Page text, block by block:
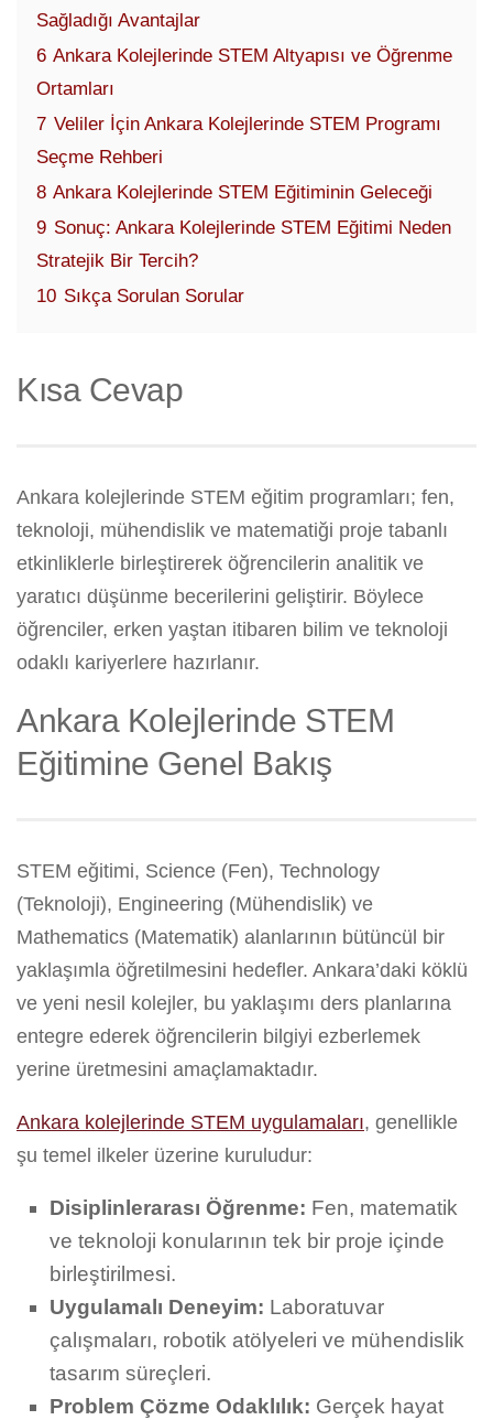
Sağladığı Avantajlar
6 Ankara Kolejlerinde STEM Altyapısı ve Öğrenme
Ortamları
7 Veliler İçin Ankara Kolejlerinde STEM Programı
Seçme Rehberi
8 Ankara Kolejlerinde STEM Eğitiminin Geleceği
9 Sonuç: Ankara Kolejlerinde STEM Eğitimi Neden
Stratejik Bir Tercih?
10 Sıkça Sorulan Sorular
Kısa Cevap
Ankara kolejlerinde STEM eğitim programları; fen,
teknoloji, mühendislik ve matematiği proje tabanlı
etkinliklerle birleştirerek öğrencilerin analitik ve
yaratıcı düşünme becerilerini geliştirir. Böylece
öğrenciler, erken yaştan itibaren bilim ve teknoloji
odaklı kariyerlere hazırlanır.
Ankara Kolejlerinde STEM
Eğitimine Genel Bakış
STEM eğitimi, Science (Fen), Technology
(Teknoloji), Engineering (Mühendislik) ve
Mathematics (Matematik) alanlarının bütüncül bir
yaklaşımla öğretilmesini hedefler. Ankara’daki köklü
ve yeni nesil kolejler, bu yaklaşımı ders planlarına
entegre ederek öğrencilerin bilgiyi ezberlemek
yerine üretmesini amaçlamaktadır.
Ankara kolejlerinde STEM uygulamaları, genellikle
şu temel ilkeler üzerine kuruludur:
Disiplinlerarası Öğrenme: Fen, matematik
ve teknoloji konularının tek bir proje içinde
birleştirilmesi.
Uygulamalı Deneyim: Laboratuvar
çalışmaları, robotik atölyeleri ve mühendislik
tasarım süreçleri.
Problem Çözme Odaklılık: Gerçek hayat